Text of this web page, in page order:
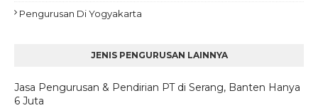
Pengurusan Di Yogyakarta
JENIS PENGURUSAN LAINNYA
Jasa Pengurusan & Pendirian PT di Serang, Banten Hanya
6 Juta